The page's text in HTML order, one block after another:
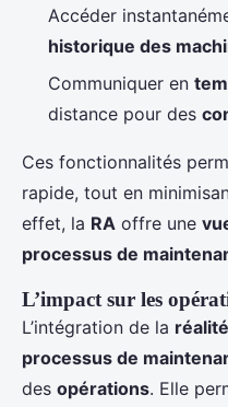
Accéder
historique des
Communiquer en
distance pour des
Ces fonctionnalités
rapide, tout en
effet, la RA offre une
processus de
L’impact sur les
L’intégration de la
processus de
des opérations. Elle